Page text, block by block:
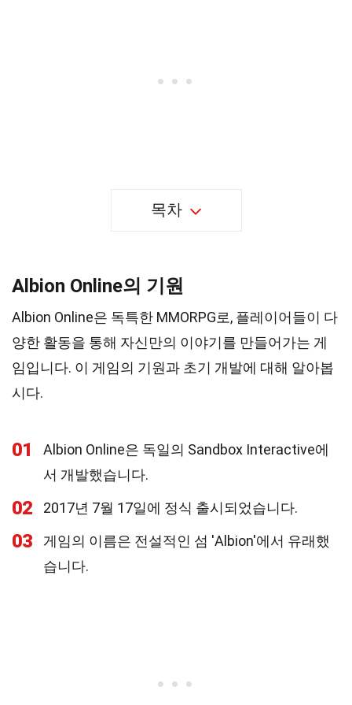
목차
Albion Online의 기원
Albion Online은 독특한 MMORPG로, 플레이어들이 다
양한 활동을 통해 자신만의 이야기를 만들어가는 게
임입니다. 이 게임의 기원과 초기 개발에 대해 알아봅
시다.
01
Albion Online은 독일의 Sandbox Interactive에
서 개발했습니다.
02 2017년 7월 17일에 정식 출시되었습니다.
03
게임의 이름은 전설적인 섬 'Albion'에서 유래했
습니다.